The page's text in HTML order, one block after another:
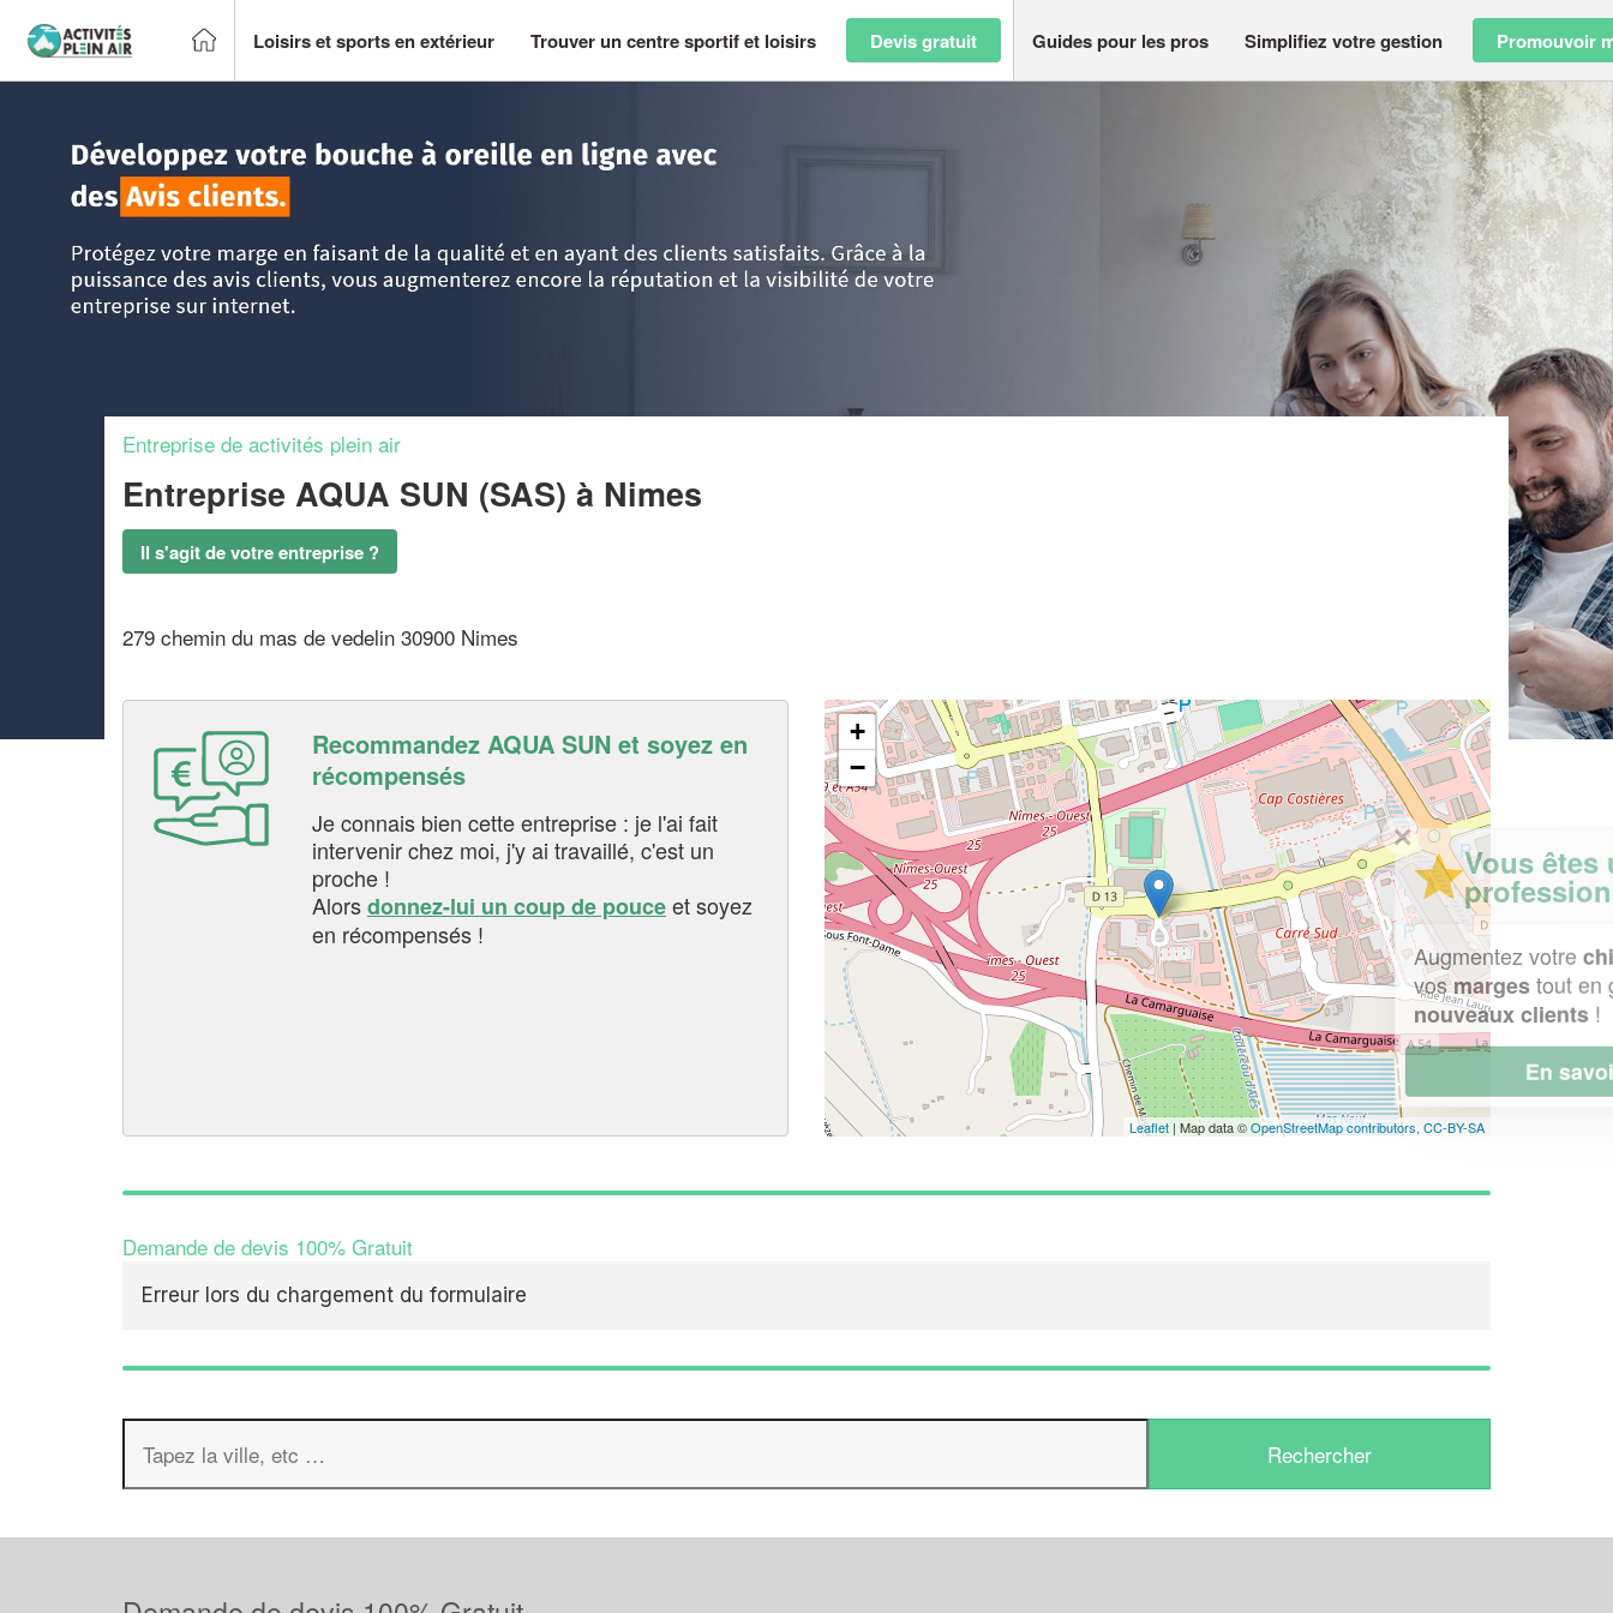
Loisirs et sports en extérieur Trouver un centre sportif et loisirs Devis gratuit Guides pour les pros Simplifiez votre gestion Promouvoir
Entreprise de activités plein air
Entreprise AQUA SUN (SAS) à Nimes
Il s'agit de votre entreprise ?
279 chemin du mas de vedelin 30900 Nimes
Recommandez AQUA SUN et soyez en
récompensés
Je connais bien cette entreprise : je l'ai fait
intervenir chez moi, j'y ai travaillé, c'est un
proche !
Alorsdonnez-lui un coup de pouceet soyez
en récompensés !
+
−
Leaflet | Map data ©OpenStreetMap contributors, CC-BY-SA
Demande de devis 100% Gratuit
Erreur lors du chargement du formulaire
✕
Vous êtes un
professionnel ?
Augmentez votrechiffre d'affaireset
vosmargestout en gagnant de
nouveaux clients
En savoir plus